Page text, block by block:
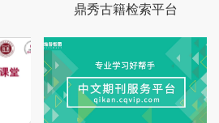
鼎秀古籍检索平台